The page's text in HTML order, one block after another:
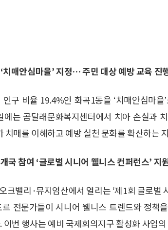
매안심마을’ 지정… 주민 대상 예방 교육 진
구 비율 19.4%인 화곡1동을 ‘치매안심마
에는 곰달래문화복지센터에서 치아 손실과
치매를 이해하고 예방 실천 문화를 확산하는
참여 ‘글로벌 시니어 웰니스 컨퍼런스’ 지
크밸리·뮤지엄산에서 열리는 ‘제1회 글로벌
전문가들이 시니어 웰니스 트렌드와 정책
이번 행사는 예비 국제회의지구 활성화 사업